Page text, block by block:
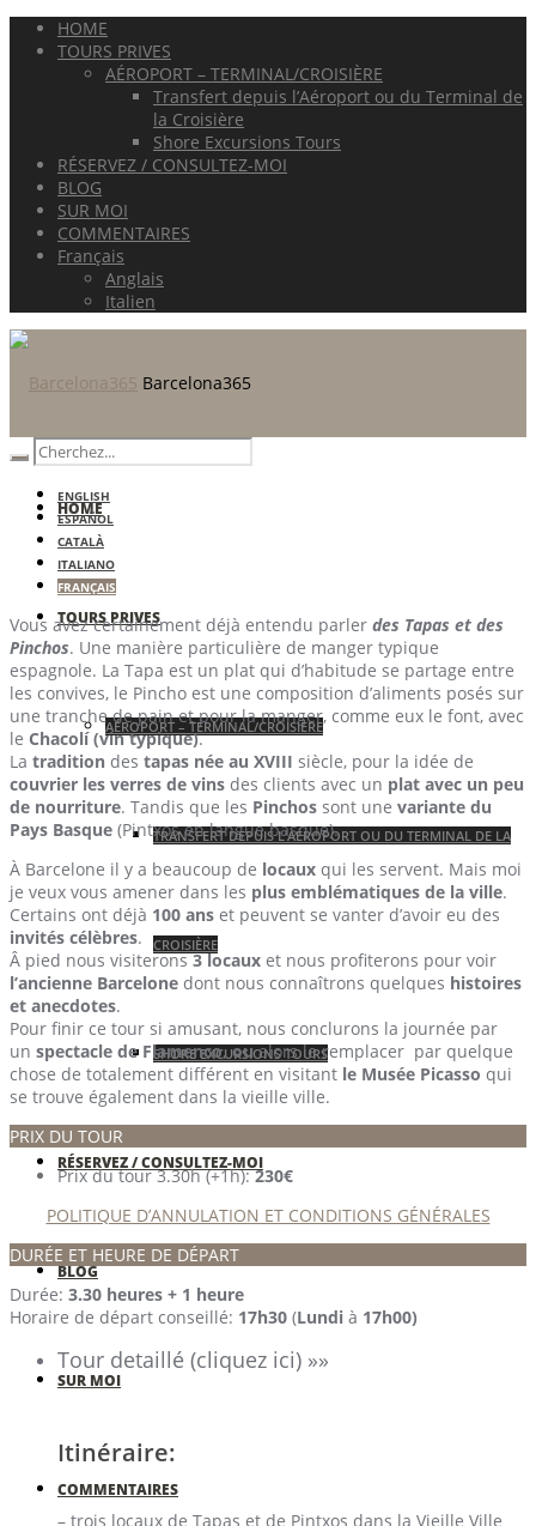
HOME
TOURS PRIVES
AÉROPORT – TERMINAL/CROISIÈRE
Transfert depuis l’Aéroport ou du Terminal de
la Croisière
Shore Excursions Tours
RÉSERVEZ / CONSULTEZ-MOI
BLOG
SUR MOI
COMMENTAIRES
Français
Anglais
Italien
Barcelona365
HOME
TOURS PRIVES
AÉROPORT – TERMINAL/CROISIÈRE
TRANSFERT DEPUIS L’AÉROPORT OU DU TERMINAL DE LA
CROISIÈRE
SHORE EXCURSIONS TOURS
RÉSERVEZ / CONSULTEZ-MOI
BLOG
SUR MOI
COMMENTAIRES
ENGLISH
ESPAÑOL
CATALÀ
ITALIANO
FRANÇAIS
Vous avez certainement déjà entendu parler des Tapas et des
Pinchos. Une manière particulière de manger typique
espagnole. La Tapa est un plat qui d’habitude se partage entre
les convives, le Pincho est une composition d’aliments posés sur
une tranche de pain et pour la manger, comme eux le font, avec
le Chacolí (vin typique).
La tradition des tapas née au XVIII siècle, pour la idée de
couvrier les verres de vins des clients avec un plat avec un peu
de nourriture. Tandis que les Pinchos sont une variante du
Pays Basque (Pintxos en langue basque).
À Barcelone il y a beaucoup de locaux qui les servent. Mais moi
je veux vous amener dans les plus emblématiques de la ville.
Certains ont déjà 100 ans et peuvent se vanter d’avoir eu des
invités célèbres.
Â pied nous visiterons3 locaux et nous profiterons pour voir
l’ancienne Barcelone dont nous connaîtrons quelques histoires
et anecdotes.
Pour finir ce tour si amusant, nous conclurons la journée par
un spectacle de Flamenco, oualors le remplacer par quelque
chose de totalement différent en visitant le Musée Picasso qui
se trouve également dans la vieille ville.
PRIX DU TOUR
Prix du tour 3.30h (+1h):230€
POLITIQUE D’ANNULATION ET CONDITIONS GÉNÉRALES
DURÉE ET HEURE DE DÉPART
Durée: 3.30 heures + 1 heure
Horaire de départ conseillé: 17h30 (Lundi à 17h00)
Tour detaillé (cliquez ici) »»
Itinéraire:
– trois locaux de Tapas et de Pintxos dans la Vieille Ville